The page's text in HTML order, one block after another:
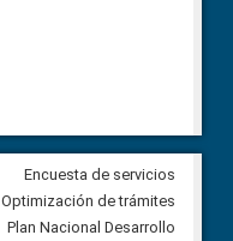
Veeduría Ciudadana para
construcción del asfaltado de
diferentes barrios del sector
Ballenita del cantón Santa
Encuesta de servicios
Optimización de trámites
Plan Nacional Desarrollo